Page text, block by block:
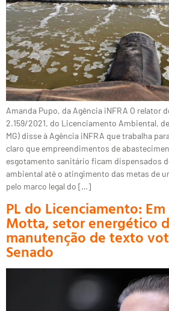
Amanda Pupo, da Agência iNFRA O relator
2.159/2021, do Licenciamento Ambiental,
MG) disse à Agência iNFRA que trabalha
claro que empreendimentos de
esgotamento sanitário ficam dispensados
ambiental até o atingimento das metas de
pelo marco legal do […]
PL do Licenciamento:
Motta, setor energético
manutenção de texto
Senado